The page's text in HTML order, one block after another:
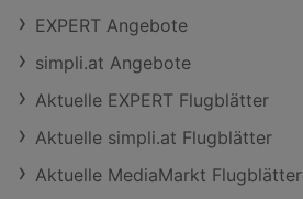
EXPERT Angebote
simpli.at Angebote
Aktuelle EXPERT Flugblätter
Aktuelle simpli.at Flugblätter
Aktuelle MediaMarkt Flugblätter